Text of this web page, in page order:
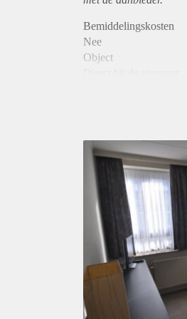
Bemiddelingskosten
Nee
Object
Huurtoeslag
Mogelijk
Inkomen eis
2,9 X Maandhuur Bruto
Huurtermijn
Onbepaalde termijn
Oplevering
Kaal